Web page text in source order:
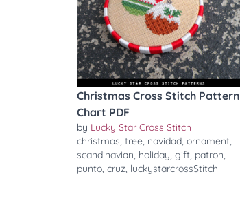
Christmas Cross Stitch Pattern
Chart PDF
by Lucky Star Cross Stitch
christmas, tree, navidad, ornament,
scandinavian, holiday, gift, patron,
punto, cruz, luckystarcrossStitch